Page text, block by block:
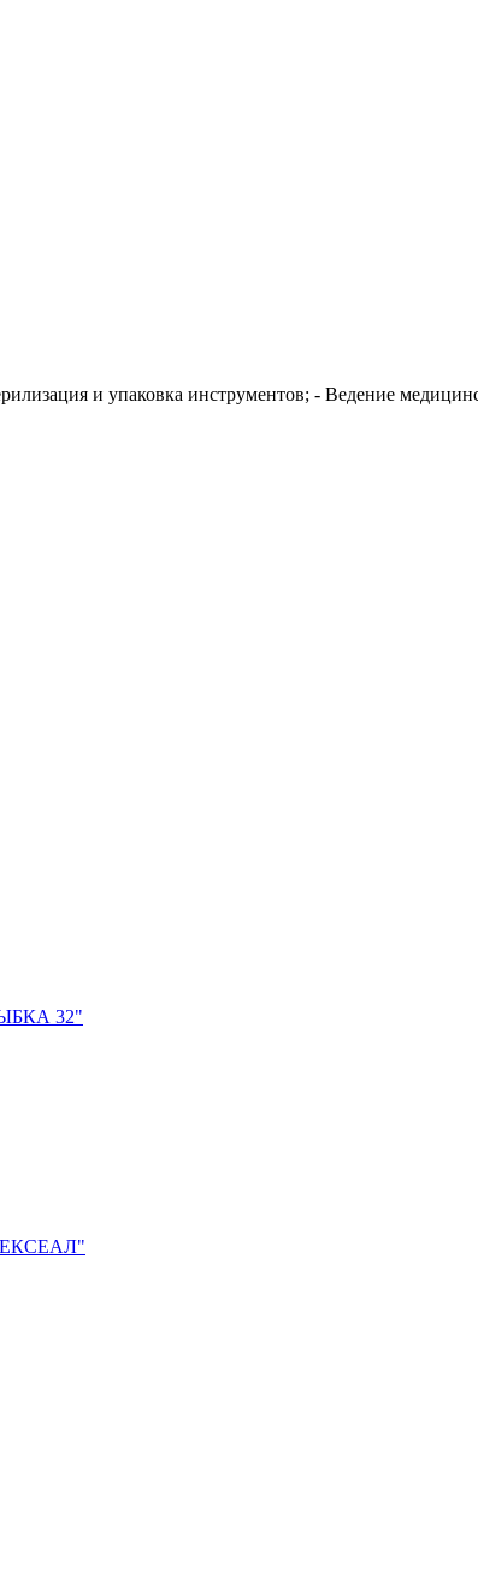
и упаковка инструментов; - Ведение
32"